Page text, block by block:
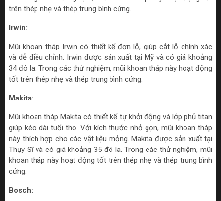
trên thép nhẹ và thép trung bình cứng.
Irwin:
Mũi khoan tháp Irwin có thiết kế đơn lỗ, giúp cắt lỗ chính xác
và dễ điều chỉnh. Irwin được sản xuất tại Mỹ và có giá khoảng
34 đô la. Trong các thử nghiệm, mũi khoan tháp này hoạt động
tốt trên thép nhẹ và thép trung bình cứng.
Makita:
Mũi khoan tháp Makita có thiết kế tự khởi động và lớp phủ titan
giúp kéo dài tuổi thọ. Với kích thước nhỏ gọn, mũi khoan tháp
này thích hợp cho các vật liệu mỏng. Makita được sản xuất tại
Thụy Sĩ và có giá khoảng 35 đô la. Trong các thử nghiệm, mũi
khoan tháp này hoạt động tốt trên thép nhẹ và thép trung bình
cứng.
Bosch: